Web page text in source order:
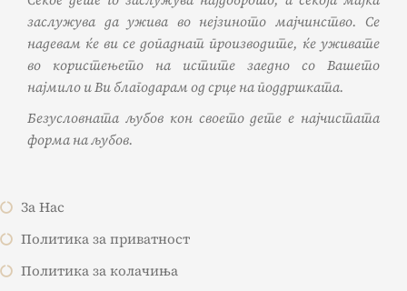
заслужува да ужива во нејзиното мајчинство. Се
надевам ќе ви се допаднат производите, ќе уживате
во користењето на истите заедно со Вашето
најмило и Ви благодарам од срце на поддршката.
Безусловната љубов кон своето дете е најчистата
форма на љубов.
За Нас
Политика за приватност
Политика за колачиња